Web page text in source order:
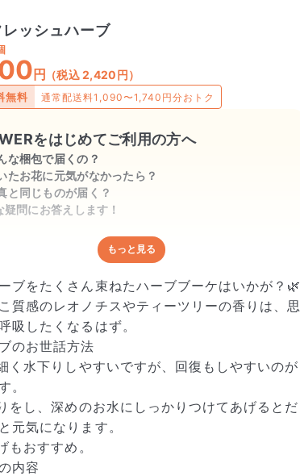
ッシュハーブ
円 （税込 2,420円）
無料 通常配送料1,090〜1,740円分おトク
をはじめてご利用の方へ
な梱包で届くの？
たお花に元気がなかったら？
と同じものが届く？
疑問にお答えします！
梱包で届くの？
に水揚げ（花が水を吸いやすくなる処理）を施し、専用
スに丁寧に梱包してお届けしています。きゅっとまとめ
一見窮屈そうに見えますが、輸送中の衝撃による折れや
軽減する効果があります。
もっと見る
ブをたくさん束ねたハーブブーケはいかが？🌿
質感のレオノチスやティーツリーの香りは、思
吸したくなるはず。
のお世話方法
く水下りしやすいですが、回復もしやすいのが
。
をし、深めのお水にしっかりつけてあげるとだ
元気になります。
もおすすめ。
内容